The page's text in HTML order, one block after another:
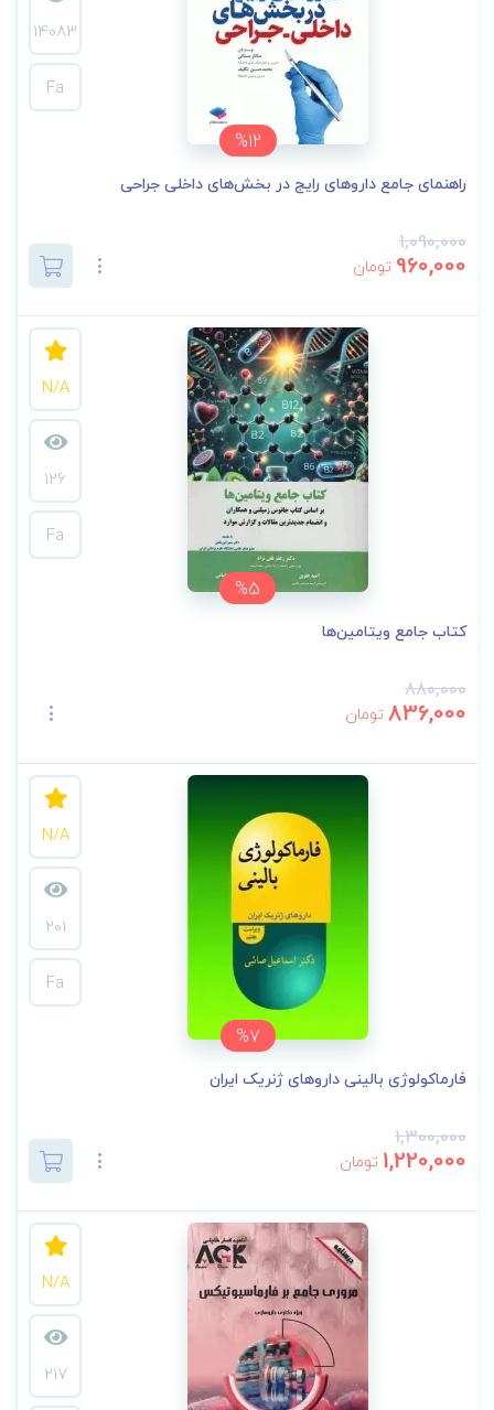
%12
14083
Fa
راهنمای جامع داروهای رایج در بخش‌های داخلی جراحی
1,090,000
960,000 تومان
%5
N/A
126
Fa
کتاب جامع ویتامین‌ها
880,000
836,000 تومان
%7
N/A
201
Fa
فارماکولوژی بالینی داروهای ژنریک ایران
1,300,000
1,220,000 تومان
N/A
217